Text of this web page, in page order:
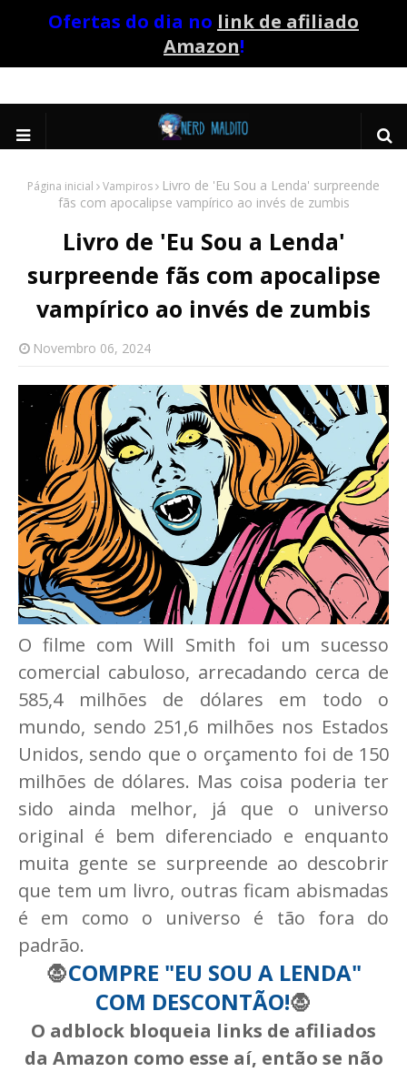
Ofertas do dia no link de afiliado
Amazon!
Página inicial Vampiros
Livro de 'Eu Sou a Lenda' surpreende
fãs com apocalipse vampírico ao invés de zumbis
Livro de 'Eu Sou a Lenda'
surpreende fãs com apocalipse
vampírico ao invés de zumbis
Novembro 06, 2024
O filme com Will Smith foi um sucesso
comercial cabuloso, arrecadando cerca de
585,4 milhões de dólares em todo o
mundo, sendo 251,6 milhões nos Estados
Unidos, sendo que o orçamento foi de 150
milhões de dólares. Mas coisa poderia ter
sido ainda melhor, já que o universo
original é bem diferenciado e enquanto
muita gente se surpreende ao descobrir
que tem um livro, outras ficam abismadas
é em como o universo é tão fora do
padrão.
🧛COMPRE "EU SOU A LENDA"
COM DESCONTÃO!🧛
O adblock bloqueia links de afiliados
da Amazon como esse aí, então se não